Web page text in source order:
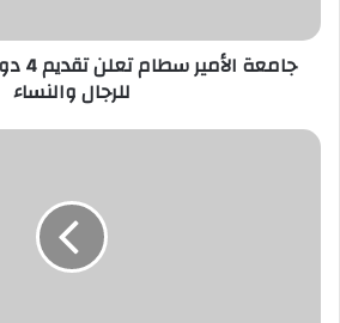
عن
للرجال للرجال والنساء
الأكاديمية